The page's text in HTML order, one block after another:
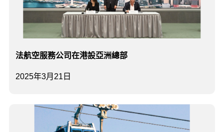
2025年3月21日
法航空服務公司在港設亞洲總部